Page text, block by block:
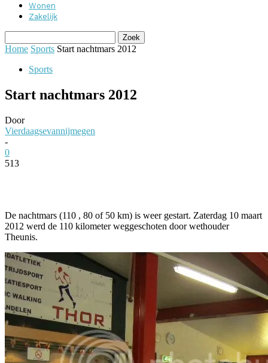
Wonen
Zakelijk
Home Sports Start nachtmars 2012
Sports
Start nachtmars 2012
Door
Vierdaagsevannijmegen
-
0
513
De nachtmars (110 , 80 of 50 km) is weer gestart. Zaterdag 10 maart
2012 werd de 110 kilometer weggeschoten door wethouder
Theunis.